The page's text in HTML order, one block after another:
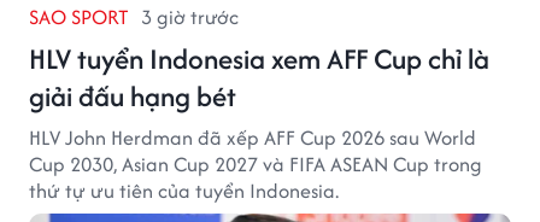
SAO SPORT 3 giờ trước
HLV tuyển Indonesia xem AFF Cup chỉ là
giải đấu hạng bét
HLV John Herdman đã xếp AFF Cup 2026 sau World
Cup 2030, Asian Cup 2027 và FIFA ASEAN Cup trong
thứ tự ưu tiên của tuyển Indonesia.